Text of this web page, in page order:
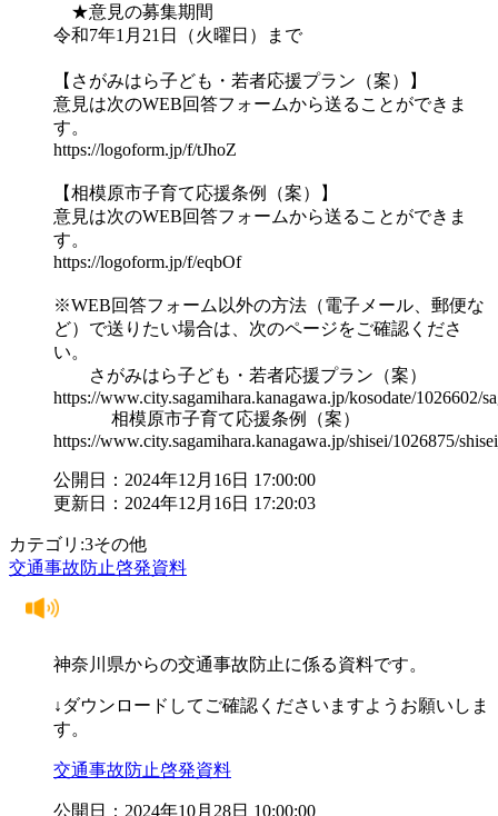
★意見の募集期間
令和7年1月21日（火曜日）まで
【さがみはら子ども・若者応援プラン（案）】
意見は次のWEB回答フォームから送ることができま
す。
https://logoform.jp/f/tJhoZ
【相模原市子育て応援条例（案）】
意見は次のWEB回答フォームから送ることができま
す。
https://logoform.jp/f/eqbOf
※WEB回答フォーム以外の方法（電子メール、郵便な
ど）で送りたい場合は、次のページをご確認くださ
い。
さがみはら子ども・若者応援プラン（案）
https://www.city.sagamihara.kanagawa.jp/kosodate/1026602/
相模原市子育て応援条例（案）
https://www.city.sagamihara.kanagawa.jp/shisei/1026875/
公開日：2024年12月16日 17:00:00
更新日：2024年12月16日 17:20:03
カテゴリ:3その他
交通事故防止啓発資料
神奈川県からの交通事故防止に係る資料です。
↓ダウンロードしてご確認くださいますようお願いしま
す。
交通事故防止啓発資料
公開日：2024年10月28日 10:00:00